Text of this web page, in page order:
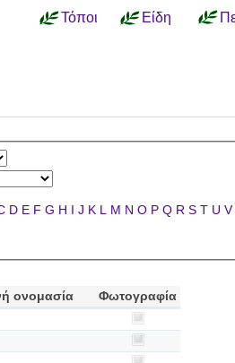
Τόποι Είδη
D E F G H I J K L M N O P Q R S T U V
ονομασία
Φωτογραφία